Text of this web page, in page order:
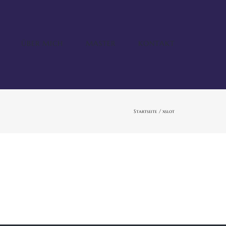
ÜBER MICH MASTER KONTAKT
Startseite xslot